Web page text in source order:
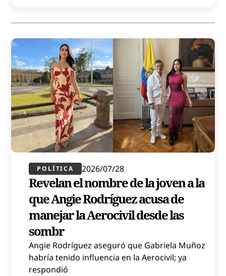
POLÍTICA​ 2026/07/28
Revelan el nombre de la joven a la
que Angie Rodríguez acusa de
manejar la Aerocivil desde las
sombr
Angie Rodríguez aseguró que Gabriela Muñoz
habría tenido influencia en la Aerocivil; ya
respondió